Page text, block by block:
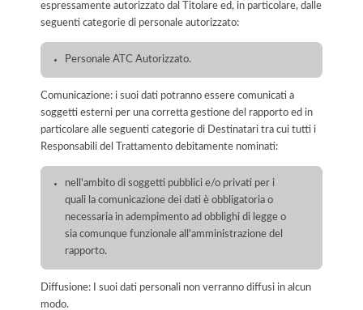
espressamente autorizzato dal Titolare ed, in particolare, dalle
seguenti categorie di personale autorizzato:
Personale ATC Autorizzato.
Comunicazione: i suoi dati potranno essere comunicati a
soggetti esterni per una corretta gestione del rapporto ed in
particolare alle seguenti categorie di Destinatari tra cui tutti i
Responsabili del Trattamento debitamente nominati:
nell'ambito di soggetti pubblici e/o privati per i
quali la comunicazione dei dati è obbligatoria o
necessaria in adempimento ad obblighi di legge o
sia comunque funzionale all'amministrazione del
rapporto.
Diffusione: I suoi dati personali non verranno diffusi in alcun
modo.